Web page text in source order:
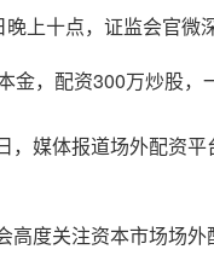
上十点，证监会官微
，媒体报道场外配资
高度关注资本市场场